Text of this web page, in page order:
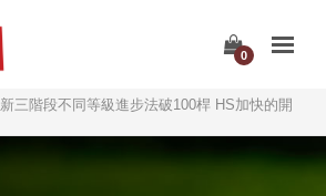
0
新三階段不同等級進步法破100桿 HS加快的開